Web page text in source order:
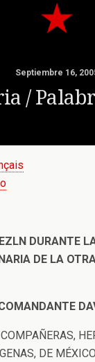
Septiembre 16,
/
DURANTE
DE LA
DE